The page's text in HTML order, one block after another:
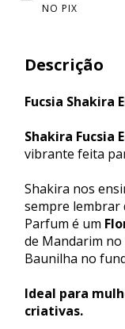
NO PIX
Descrição
Fucsia Shakira
Shakira Fucsia
vibrante feita
Shakira nos
sempre lembrar
Parfum é um
de Mandarim no
Baunilha no
Ideal para
criativas.